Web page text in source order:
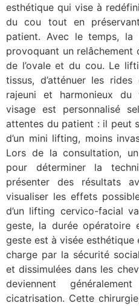
esthétique qui vise à
du cou tout en
patient. Avec le temps,
provoquant un relâchement
de l’ovale et du cou. Le
tissus, d’atténuer les
rajeuni et harmonieux
visage est personnalisé
attentes du patient : il peut
d’un mini lifting, moins
Lors de la consultation,
pour déterminer la
présenter des résultats
visualiser les effets
d’un lifting cervico-facial
geste, la durée opératoire
geste est à visée esthétique
charge par la sécurité
et dissimulées dans les
deviennent
cicatrisation. Cette